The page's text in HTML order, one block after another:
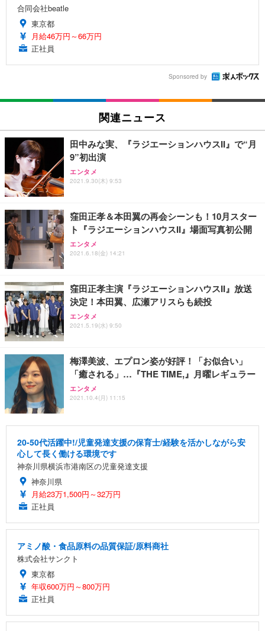
合同会社beatle
東京都
月給46万円～66万円
正社員
Sponsored by
関連ニュース
田中みな実、『ラジエーションハウスII』で“月
9”初出演
エンタメ
2021.9.30(木) 9:53
窪田正孝＆本田翼の再会シーンも！10月スター
ト『ラジエーションハウスII』場面写真初公開
エンタメ
2021.6.18(金) 14:21
窪田正孝主演『ラジエーションハウスII』放送
決定！本田翼、広瀬アリスらも続投
エンタメ
2021.5.19(水) 9:50
梅澤美波、エプロン姿が好評！「お似合い」
「癒される」…『THE TIME,』月曜レギュラー
エンタメ
2021.10.4(月) 11:15
20-50代活躍中!/児童発達支援の保育士/経験を活かしながら安
心して長く働ける環境です
神奈川県横浜市港南区の児童発達支援
神奈川県
月給23万1,500円～32万円
正社員
アミノ酸・食品原料の品質保証/原料商社
株式会社サンクト
東京都
年収600万円～800万円
正社員